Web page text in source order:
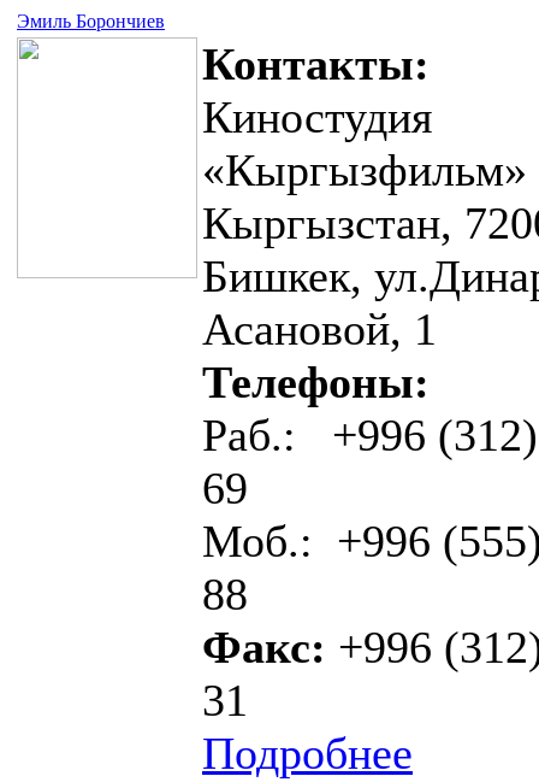
Эмиль Борончиев
Контакты:
Киностудия
«Кыргызфильм»
Кыргызстан,
Бишкек,
Асановой, 1
Телефоны:
Раб.: +996
69
Моб.: +996
88
Факс: +996
31
Подробнее